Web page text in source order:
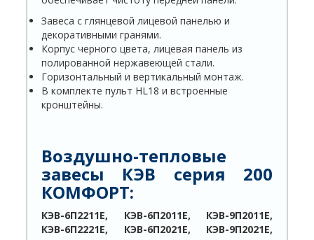
Завеса с глянцевой лицевой панелью и
декоративными гранями.
Корпус черного цвета, лицевая панель из
полированной нержавеющей стали.
Горизонтальный и вертикальный монтаж.
В комплекте пульт HL18 и встроенные
кронштейны.
Воздушно-тепловые
завесы КЭВ серия 200
КОМФОРТ:
КЭВ-6П2211Е, КЭВ-6П2011Е, КЭВ-9П2011Е,
КЭВ-6П2221Е, КЭВ-6П2021Е, КЭВ-9П2021Е,